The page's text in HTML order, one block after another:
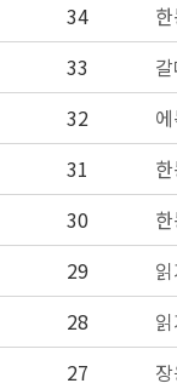
34
33
32
31
30
29
28
27